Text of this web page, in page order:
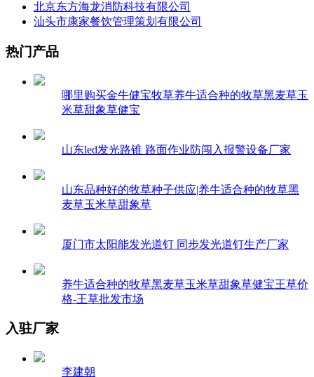
北京东方海龙消防科技有限公司
汕头市康家餐饮管理策划有限公司
热门产品
哪里购买金牛健宝牧草养牛适合种的牧草黑麦草玉
米草甜象草健宝
山东led发光路锥 路面作业防闯入报警设备厂家
山东品种好的牧草种子供应|养牛适合种的牧草黑
麦草玉米草甜象草
厦门市太阳能发光道钉 同步发光道钉生产厂家
养牛适合种的牧草黑麦草玉米草甜象草健宝王草价
格-王草批发市场
入驻厂家
李建朝